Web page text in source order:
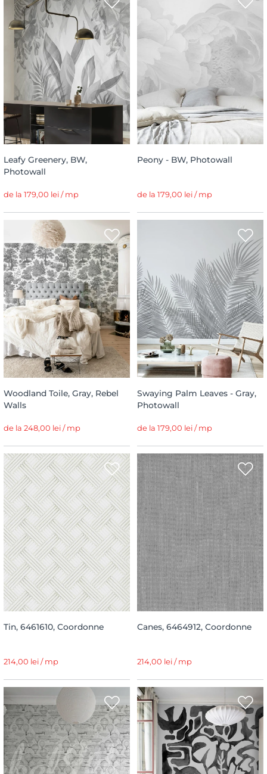
Leafy Greenery, BW,
Photowall
de la 179,00 lei / mp
Peony - BW, Photowall
de la 179,00 lei / mp
Woodland Toile, Gray, Rebel
Walls
de la 248,00 lei / mp
Swaying Palm Leaves - Gray,
Photowall
de la 179,00 lei / mp
Tin, 6461610, Coordonne
214,00 lei / mp
Canes, 6464912, Coordonne
214,00 lei / mp